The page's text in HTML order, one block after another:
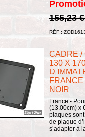
155,23
RÉF :
CADRE /
130 X
D
FRANCE
NOIR
France -
(13.00cm) x
plaques
de plaque
s’adapter à